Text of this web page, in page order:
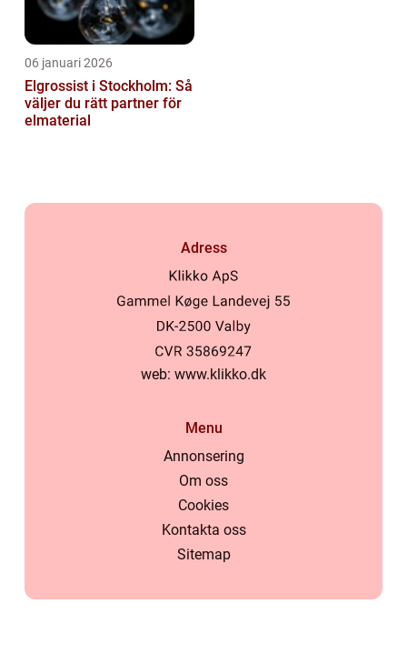
06 januari 2026
Elgrossist i Stockholm: Så
väljer du rätt partner för
elmaterial
Adress
web: www.klikko.dk
Menu
Annonsering
Om oss
Cookies
Kontakta oss
Sitemap